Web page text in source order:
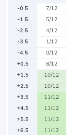
-0.5
7/12
-1.5
5/12
-2.5
4/12
-3.5
1/12
-4.5
0/12
+0.5
8/12
+1.5
10/12
+2.5
10/12
+3.5
11/12
+4.5
11/12
+5.5
11/12
+6.5
11/12